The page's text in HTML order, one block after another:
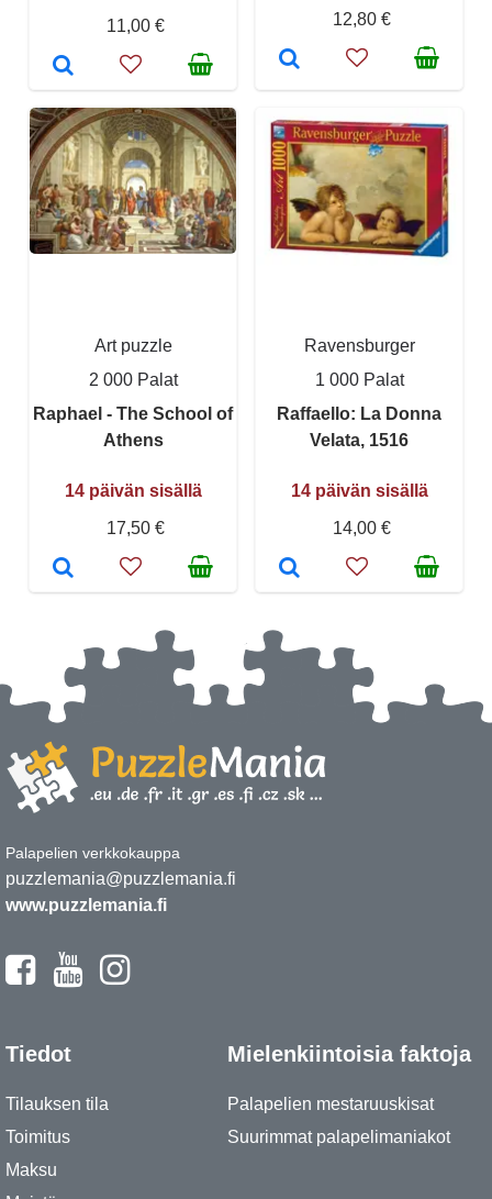
11,00 €
12,80 €
Art puzzle
2 000 Palat
Raphael - The School of
Athens
14 päivän sisällä
17,50 €
Ravensburger
1 000 Palat
Raffaello: La Donna
Velata, 1516
14 päivän sisällä
14,00 €
Palapelien verkkokauppa
puzzlemania@puzzlemania.fi
www.puzzlemania.fi
Tiedot
Tilauksen tila
Toimitus
Maksu
Mielenkiintoisia faktoja
Palapelien mestaruuskisat
Suurimmat palapelimaniakot